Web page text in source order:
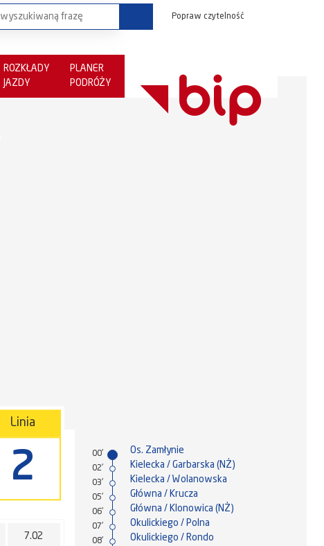
Popraw czytelność
ROZKŁADY
JAZDY
PLANER
PODRÓŻY
Linia
2
7.02
00' Os. Zamłynie
02' Kielecka / Garbarska (NŻ)
03' Kielecka / Wolanowska
05' Główna / Krucza
06' Główna / Klonowica (NŻ)
07' Okulickiego / Polna
08' Okulickiego / Rondo